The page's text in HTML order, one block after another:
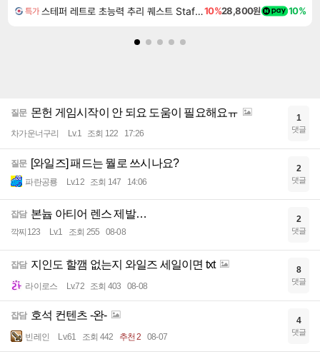
특가 스테퍼 레트로 초능력 추리 퀘스트 Staffer Retro A Supernatural Mystery Quest10%28,800원 10%
질문 몬헌 게임시작이 안 되요 도움이 필요해요ㅠ
차가운너구리 Lv.1 조회 122 17:26
1
댓글
질문 [와일즈] 패드는 뭘로 쓰시나요?
파란공룡 Lv.12 조회 147 14:06
2
댓글
잡담 본늅 아티어 렌스 제발…
깍찌123 Lv.1 조회 255 08-08
2
댓글
잡담 지인도 할깸 없는지 와일즈 세일이면 txt
라이로스 Lv.72 조회 403 08-08
8
댓글
잡담 호석 컨텐츠 -완-
빈레인 Lv.61 조회 442 추천 2 08-07
4
댓글